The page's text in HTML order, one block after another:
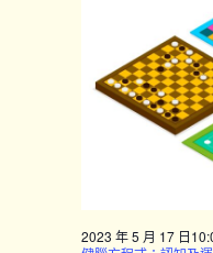
2023 年 5 月 17 日